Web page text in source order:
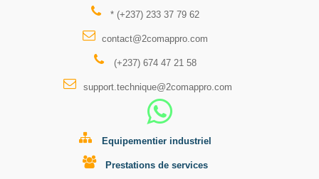
* (+237) 233 37 79 62
contact@2comappro.com
(+237) 674 47 21 58
support.technique@2comappro.com
Equipementier industriel
Prestations de services